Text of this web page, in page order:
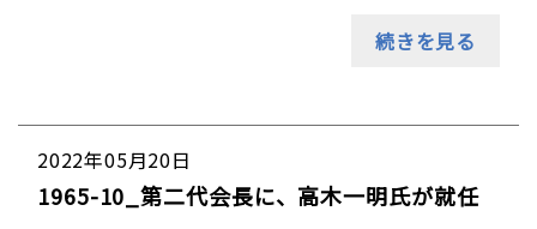
続きを見る
2022年05月20日
1965-10_第二代会長に、高木一明氏が就任